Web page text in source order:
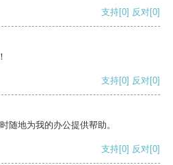
支持[0] 反对[0]
支持[0] 反对[0]
随地为我的办公提供帮助。
支持[0] 反对[0]